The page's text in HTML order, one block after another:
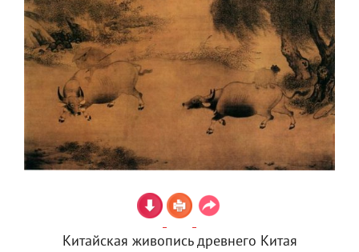
Китайская живопись древнего Китая